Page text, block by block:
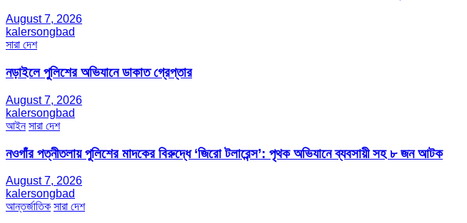
August 7, 2026
kalersongbad
সারা দেশ
নড়াইলে পুলিশের অভিযানে ডাকাত গ্রেপ্তার
August 7, 2026
kalersongbad
আইন সারা দেশ
নওগাঁর পত্নীতলায় পুলিশের মাদকের বিরুদ্ধে ‘জিরো টলারেন্স’: পৃথক অভিযানে ব্যবসায়ী সহ ৮ জন আটক
August 7, 2026
kalersongbad
আন্তর্জাতিক সারা দেশ